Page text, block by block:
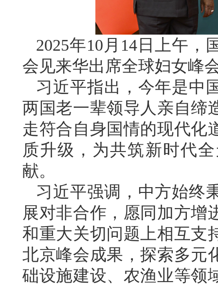
2025年10月14日上午，
会见来华出席全球妇女峰
习近平指出，今年是中
两国老一辈领导人亲自缔
走符合自身国情的现代化
质升级，为共筑新时代
献。
习近平强调，中方始终
展对非合作，愿同加方增
和重大关切问题上相互支
北京峰会成果，探索多元
础设施建设、农渔业等领